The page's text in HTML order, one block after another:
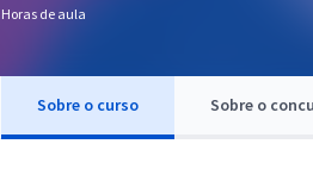
Horas de aula
Sobre o curso Sobre o